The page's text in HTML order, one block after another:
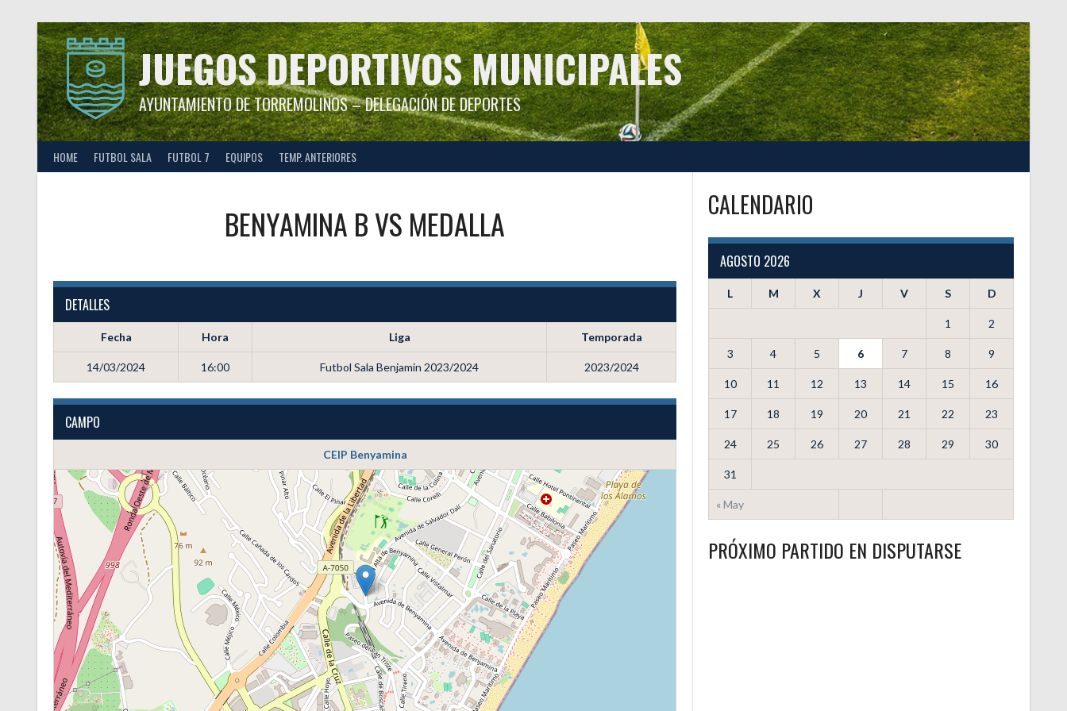
contenido
JUEGOS DEPORTIVOS MUNICIPALES
AYUNTAMIENTO DE TORREMOLINOS – DELEGACIÓN DE DEPORTES
HOME FUTBOL SALA FUTBOL 7 EQUIPOS TEMP. ANTERIORES
BENYAMINA BVS MEDALLA
DETALLES
Fecha Hora Liga Temporada
14/03/2024 16:00 Futbol Sala Benjamin 2023/2024 2023/2024
CAMPO
CEIP Benyamina
CALENDARIO
AGOSTO 2026
L M X J V S D
« May
1 2
3 4 5 6 7 8 9
10 11 12 13 14 15 16
17 18 19 20 21 22 23
24 25 26 27 28 29 30
31
PRÓXIMO PARTIDO EN DISPUTARSE